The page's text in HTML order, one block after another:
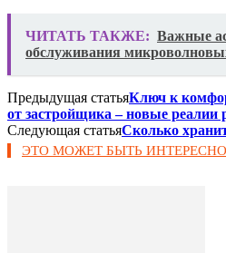
ЧИТАТЬ ТАКЖЕ: Важные
обслуживания
Предыдущая статьяКлюч к
от застройщика – новые
Следующая статьяСколько
ЭТО МОЖЕТ БЫТЬ ИНТЕРЕСНО